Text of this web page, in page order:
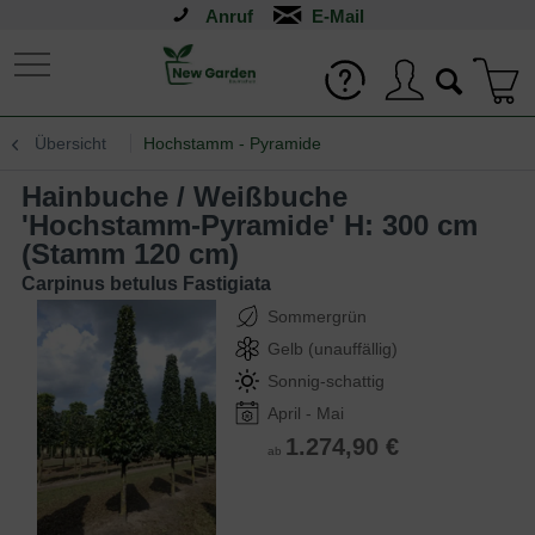
Anruf
Übersicht Hochstamm - Pyramide
Hainbuche / Weißbuche
'Hochstamm-Pyramide' H: 300 cm
(Stamm 120 cm)
Carpinus betulus Fastigiata
Sommergrün
Gelb (unauffällig)
Sonnig-schattig
April - Mai
ab 1.274,90 €